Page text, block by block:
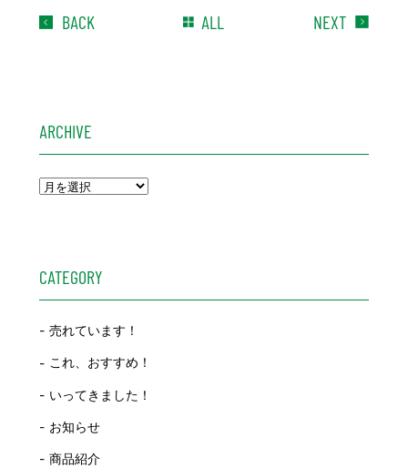
BACK ALL NEXT
ARCHIVE
CATEGORY
売れています！
これ、おすすめ！
いってきました！
お知らせ
商品紹介